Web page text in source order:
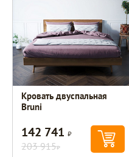
Кровать двуспальная
Bruni
142 741Р
203 915Р